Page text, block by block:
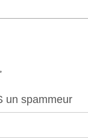
*
un spammeur